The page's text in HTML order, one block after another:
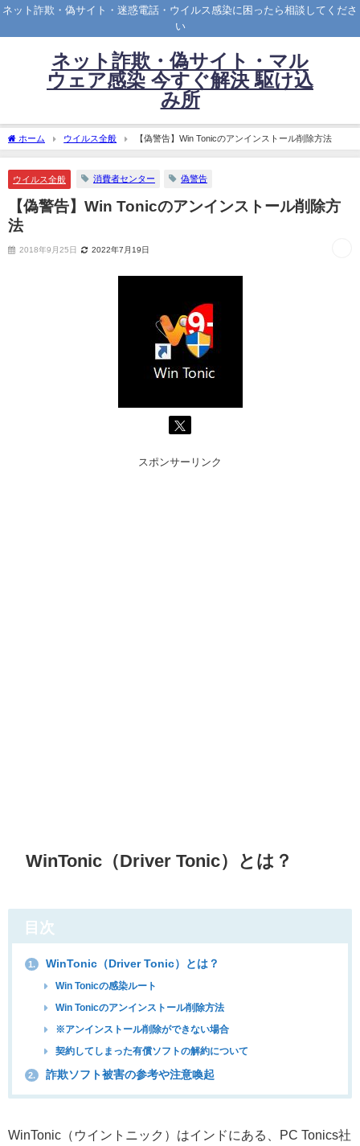
ネット詐欺・偽サイト・迷惑電話・ウイルス感染に困ったら相談してくださ
い
ネット詐欺・偽サイト・マル
ウェア感染 今すぐ解決 駆け込
み所
ホーム ウイルス全般 【偽警告】Win Tonicのアンインストール削除方法
ウイルス全般 消費者センター 偽警告
【偽警告】Win Tonicのアンインストール削除方
法
2018年9月25日 2022年7月19日
スポンサーリンク
WinTonic（Driver Tonic）とは？
目次
1. WinTonic（Driver Tonic）とは？
Win Tonicの感染ルート
Win Tonicのアンインストール削除方法
※アンインストール削除ができない場合
契約してしまった有償ソフトの解約について
2. 詐欺ソフト被害の参考や注意喚起
WinTonic（ウイントニック）はインドにある、PC Tonics社